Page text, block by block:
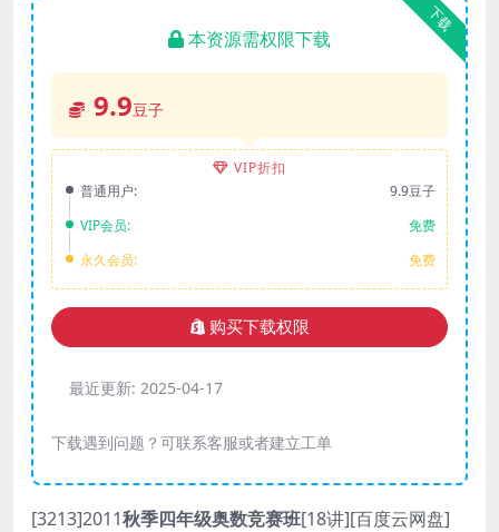
下载
本资源需权限下载
9.9豆子
VIP折扣
普通用户:
9.9豆子
VIP会员:
免费
永久会员:
免费
购买下载权限
最近更新: 2025-04-17
下载遇到问题？可联系客服或者建立工单
[3213]2011秋季四年级奥数竞赛班[18讲][百度云网盘]